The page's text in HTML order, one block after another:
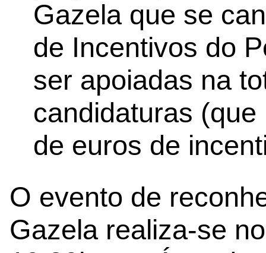
Gazela que se
de Incentivos do
ser apoiadas na
candidaturas
de euros de
O evento de
Gazela realiza-se